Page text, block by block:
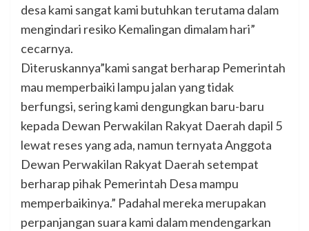
desa kami sangat kami butuhkan terutama dalam
mengindari resiko Kemalingan dimalam hari”
cecarnya.
Diteruskannya”kami sangat berharap Pemerintah
mau memperbaiki lampu jalan yang tidak
berfungsi, sering kami dengungkan baru-baru
kepada Dewan Perwakilan Rakyat Daerah dapil 5
lewat reses yang ada, namun ternyata Anggota
Dewan Perwakilan Rakyat Daerah setempat
berharap pihak Pemerintah Desa mampu
memperbaikinya.” Padahal mereka merupakan
perpanjangan suara kami dalam mendengarkan